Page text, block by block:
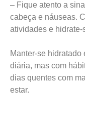
– Fique atento a
cabeça e náuseas.
atividades e hidrate-
Manter-se
diária, mas com
dias quentes com
estar.